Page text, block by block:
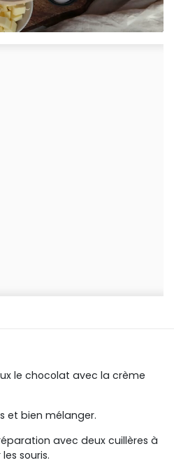
le chocolat avec la crème
et bien mélanger.
avec deux cuillères à
souris.